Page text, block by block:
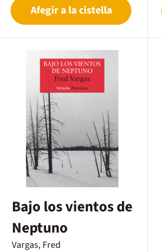
Afegir a la cistella
Bajo los vientos de
Neptuno
Vargas, Fred